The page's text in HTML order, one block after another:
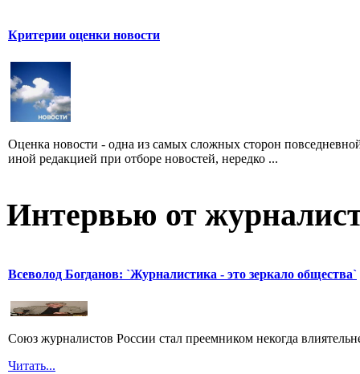
Критерии оценки новости
Оценка новости - одна из самых сложных сторон
иной редакцией при отборе новостей, нередко ...
Интервью от
Всеволод Богданов: `Журналистика - это зеркало общества`
Союз журналистов России стал преемником некогда
Читать...